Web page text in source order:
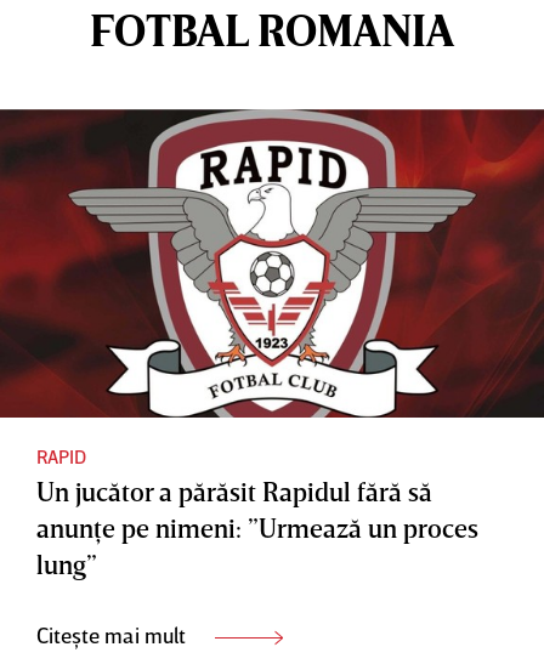
FOTBAL ROMANIA
RAPID
Un jucător a părăsit Rapidul fără să
anunţe pe nimeni: ”Urmează un proces
lung”
Citește mai mult